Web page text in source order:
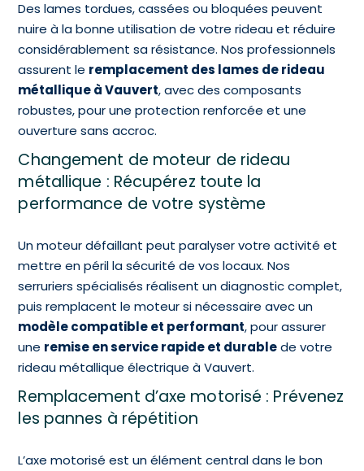
Des lames tordues, cassées ou bloquées peuvent
nuire à la bonne utilisation de votre rideau et réduire
considérablement sa résistance. Nos professionnels
assurent le remplacement des lames de rideau
métallique à Vauvert, avec des composants
robustes, pour une protection renforcée et une
ouverture sans accroc.
Changement de moteur de rideau
métallique : Récupérez toute la
performance de votre système
Un moteur défaillant peut paralyser votre activité et
mettre en péril la sécurité de vos locaux. Nos
serruriers spécialisés réalisent un diagnostic complet,
puis remplacent le moteur si nécessaire avec un
modèle compatible et performant, pour assurer
une remise en service rapide et durablede votre
rideau métallique électrique à Vauvert.
Remplacement d’axe motorisé : Prévenez
les pannes à répétition
L’axe motorisé est un élément central dans le bon